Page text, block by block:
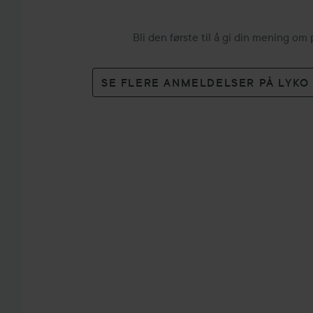
Bli den første til å gi din mening om
SE FLERE ANMELDELSER PÅ